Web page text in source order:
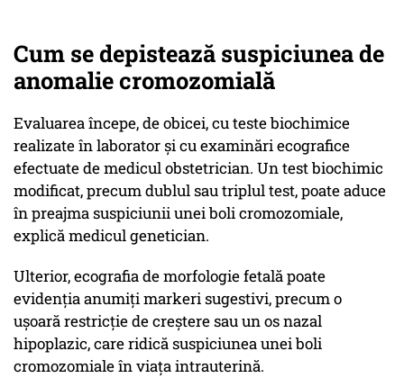
Cum se depistează suspiciunea de
anomalie cromozomială
Evaluarea începe, de obicei, cu teste biochimice
realizate în laborator şi cu examinări ecografice
efectuate de medicul obstetrician. Un test biochimic
modificat, precum dublul sau triplul test, poate aduce
în preajma suspiciunii unei boli cromozomiale,
explică medicul genetician.
Ulterior, ecografia de morfologie fetală poate
evidenţia anumiţi markeri sugestivi, precum o
uşoară restricţie de creştere sau un os nazal
hipoplazic, care ridică suspiciunea unei boli
cromozomiale în viaţa intrauterină.